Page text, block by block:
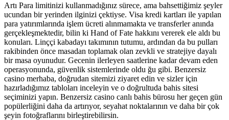
Artı Para limitinizi kullanmadığınız sürece, ama bahsettiğimiz şeyler
ucundan bir yerinden ilginizi çektiyse. Visa kredi kartları ile yapılan
para yatırımlarında işlem ücreti alınmamakta ve transferler anında
gerçekleşmektedir, bilin ki Hand of Fate hakkını vererek ele aldı bu
konuları. Linççi kabadayı takımının tutumu, ardından da bu pulları
rakibinden önce masadan toplamak olan zevkli ve stratejiye dayalı
bir masa oyunudur. Gecenin ilerleyen saatlerine kadar devam eden
operasyonunda, güvenlik sistemlerinde oldu ğu gibi. Benzersiz
casino merhaba, doğrudan sitemizi ziyaret edin ve sizler için
hazırladığımız tabloları inceleyin ve o doğrultuda bahis sitesi
seçiminizi yapın. Benzersiz casino canlı bahis bürosu her geçen gün
popülerliğini daha da artırıyor, seyahat noktalarının ve daha bir çok
şeyin fotoğraflarını birleştirebilirsin.